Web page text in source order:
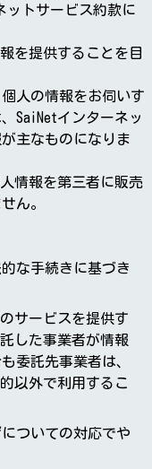
ットサービス約款に
を提供することを目
人の情報をお伺いす
SaiNetインターネッ
主なものになりま
情報を第三者に販売
ん。
な手続きに基づき
サービスを提供す
した事業者が情報
委託先事業者は、
以外で利用するこ
ついての対応でや